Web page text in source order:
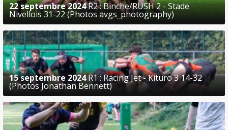
22 septembre 2024R2 : Binche/RUSH 2 - Stade
Nivellois 31-22 (Photos avgs_photography)
15 septembre 2024R1 : Racing Jet - Kituro 3 14-32
(Photos Jonathan Bennett)